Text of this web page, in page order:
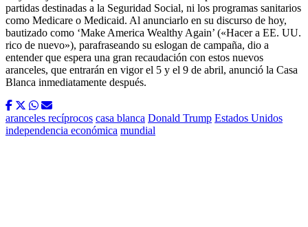
partidas destinadas a la Seguridad Social, ni los programas sanitarios
como Medicare o Medicaid. Al anunciarlo en su discurso de hoy,
bautizado como ‘Make America Wealthy Again’ («Hacer a EE. UU.
rico de nuevo»), parafraseando su eslogan de campaña, dio a
entender que espera una gran recaudación con estos nuevos
aranceles, que entrarán en vigor el 5 y el 9 de abril, anunció la Casa
Blanca inmediatamente después.
aranceles recíprocos casa blanca Donald Trump Estados Unidos
independencia económica mundial